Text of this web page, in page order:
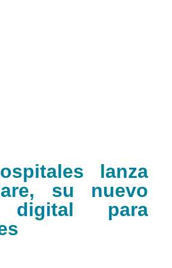
lanza
su nuevo
digital para